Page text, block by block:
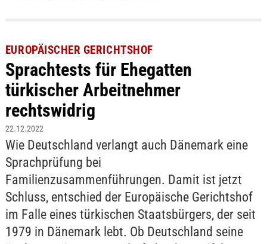
EUROPÄISCHER GERICHTSHOF
Sprachtests für Ehegatten
türkischer Arbeitnehmer
rechtswidrig
22.12.2022
Wie Deutschland verlangt auch Dänemark eine
Sprachprüfung bei
Familienzusammenführungen. Damit ist jetzt
Schluss, entschied der Europäische Gerichtshof
im Falle eines türkischen Staatsbürgers, der seit
1979 in Dänemark lebt. Ob Deutschland seine